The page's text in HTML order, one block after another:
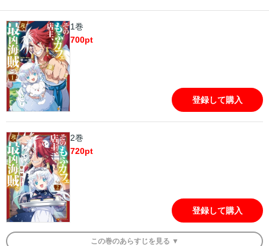
ルが次々舞い込んで来て……!?
1巻
700pt
登録して購入
2巻
720pt
登録して購入
この巻のあらすじを 見る ▼